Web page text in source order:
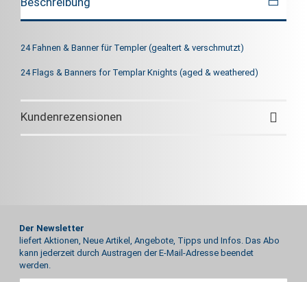
24 Fahnen & Banner für Templer (gealtert & verschmutzt)
24 Flags & Banners for Templar Knights (aged & weathered)
Kundenrezensionen
Der Newsletter
liefert Aktionen, Neue Artikel, Angebote, Tipps und Infos. Das Abo
kann jederzeit durch Austragen der E-Mail-Adresse beendet
werden.